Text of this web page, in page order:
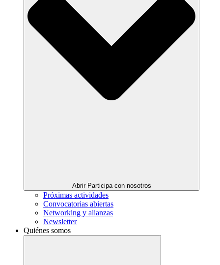
Abrir Participa con nosotros
Próximas actividades
Convocatorias abiertas
Networking y alianzas
Newsletter
Quiénes somos